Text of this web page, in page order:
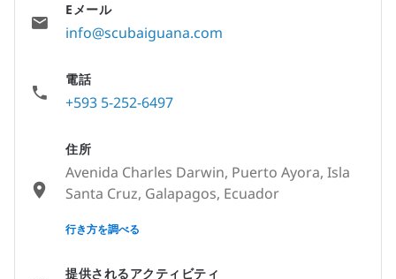
提供されるアクティビティ
Eメール
info@scubaiguana.com
電話
+593 5-252-6497
住所
Avenida Charles Darwin, Puerto Ayora, Isla
Santa Cruz, Galapagos, Ecuador
None
行き方を調べる